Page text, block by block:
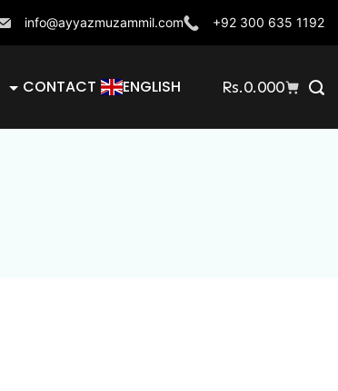
info@ayyazmuzammil.com +92 300 635 1192
CONTACT ENGLISH Rs.0.000